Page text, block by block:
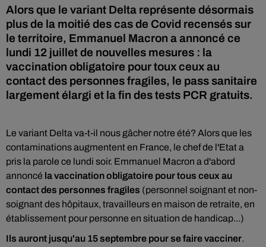
Alors que le variant Delta représente désormais
plus de la moitié des cas de Covid recensés sur
le territoire, Emmanuel Macron a annoncé ce
lundi 12 juillet de nouvelles mesures : la
vaccination obligatoire pour toux ceux au
contact des personnes fragiles, le pass sanitaire
largement élargi et la fin des tests PCR gratuits.
Le variant Delta va-t-il nous gâcher notre été? Alors que les
contaminations augmentent en France, le chef de l'Etat a
pris la parole ce lundi soir. Emmanuel Macron a d'abord
annoncé la vaccination obligatoire pour tous ceux au
contact des personnes fragiles (personnel soignant et non-
soignant des hôpitaux, travailleurs en maison de retraite, en
établissement pour personne en situation de handicap...)
Ils auront jusqu'au 15 septembre pour se faire vacciner.